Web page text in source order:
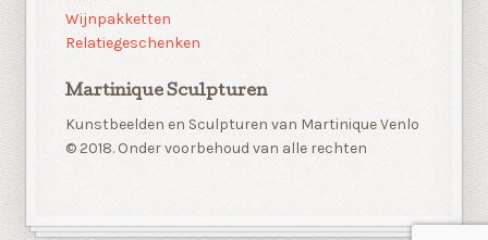
Wijnpakketten
Relatiegeschenken
Martinique Sculpturen
Kunstbeelden en Sculpturen van Martinique Venlo
© 2018. Onder voorbehoud van alle rechten